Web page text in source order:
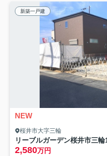
新築一戸建
NEW
桜井市大字三輪
リーブルガーデン桜井市三輪
2,580万円